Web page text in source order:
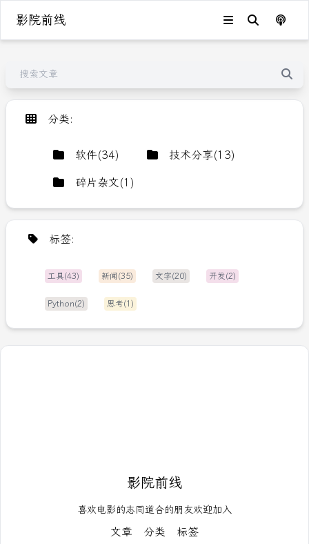
影院前线
分类:
软件(34) 技术分享(13)
碎片杂文(1 )
标签:
工具(43) 新闻(35) 文字(20) 开发(2)
Python(2) 思考(1)
影院前线
喜欢电影的志同道合的朋友欢迎加入
文章
分类
标签